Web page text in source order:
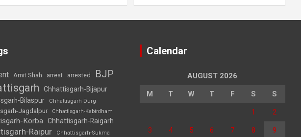
Amit Shah arrest arrested BJP
Chhattisgarh-Bijapur
Bilaspur
Chhattisgarh-Durg
Jagdalpur Chhattisgarh-Kabirdham
Korba Chhattisgarh-Raigarh
Raipur
Chhattisgarh-Sukma
Calendar
AUGUST 2026
M T W T F S S
1 2
3 4 5 6 7 8 9